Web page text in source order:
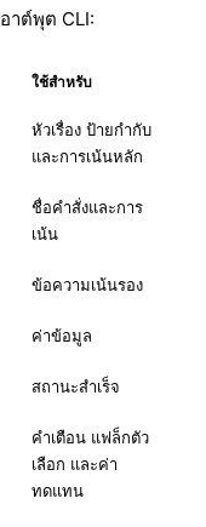
าต์พุต CLI:
ใช้สำหรับ
หัวเรื่อง ป้ายกำกับ
และการเน้นหลัก
ชื่อคำสั่งและการ
เน้น
ข้อความเน้นรอง
ค่าข้อมูล
สถานะสำเร็จ
คำเตือน แฟล็กตัว
เลือก และค่า
ทดแทน